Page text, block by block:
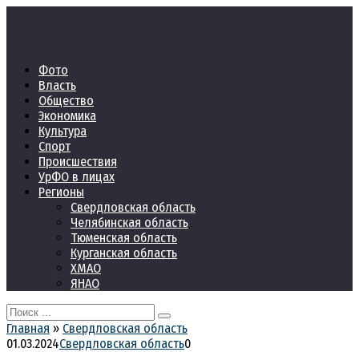
Фото
Власть
Общество
Экономика
Культура
Спорт
Происшествия
УрФО в лицах
Регионы
Свердловская область
Челябинская область
Тюменская область
Курганская область
ХМАО
ЯНАО
Search
for:
Главная » Свердловская область
01.03.2024Свердловская область0